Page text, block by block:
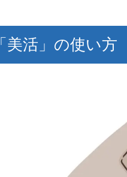
「美活」の使い方